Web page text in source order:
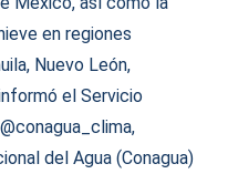
en regiones
Nuevo León,
el Servicio
del Agua (Conagua)